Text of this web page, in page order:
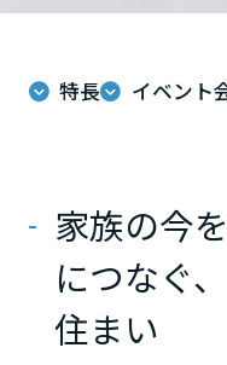
ミサワアイデンティティ
特長 イベント
家族の今
につなぐ
住まい
神奈川県
甲信越・北陸